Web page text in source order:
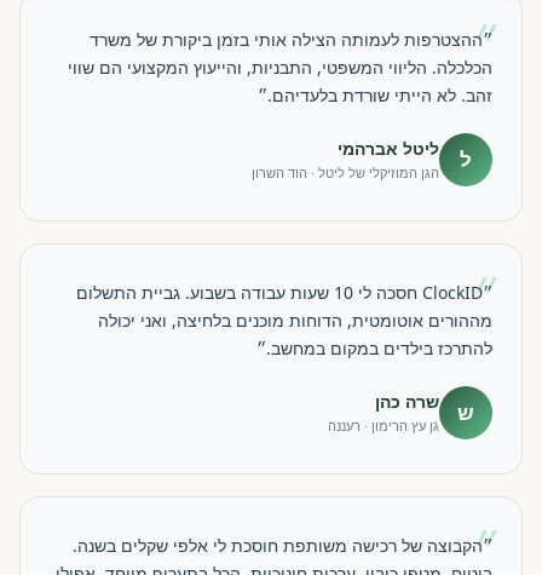
״
״ההצטרפות לעמותה הצילה אותי בזמן ביקורת של משרד
הכלכלה. הליווי המשפטי, התבניות, והייעוץ המקצועי הם שווי
זהב. לא הייתי שורדת בלעדיהם.״
ל ליטל אברהמי
הגן המוזיקלי של ליטל · הוד השרון
״
״ClockID חסכה לי 10 שעות עבודה בשבוע. גביית התשלום
מההורים אוטומטית, הדוחות מוכנים בלחיצה, ואני יכולה
להתרכז בילדים במקום במחשב.״
ש שרה כהן
גן עץ הרימון · רעננה
״
״הקבוצה של רכישה משותפת חוסכת לי אלפי שקלים בשנה.